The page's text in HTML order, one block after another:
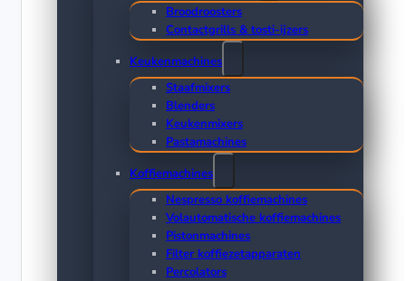
Broodroosters
Contactgrills & tosti-ijzers
Keukenmachines
Staafmixers
Blenders
Keukenmixers
Pastamachines
Koffiemachines
Nespresso koffiemachines
Volautomatische koffiemachines
Pistonmachines
Filter koffiezetapparaten
Percolators